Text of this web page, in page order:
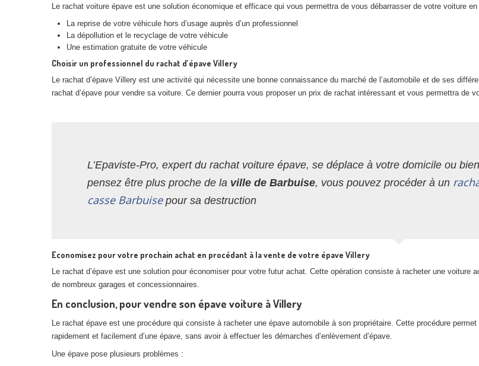
Le rachat voiture épave est une solution économique et efficace qui vous permettra de vous débarrasser de votre voiture
La reprise de votre véhicule hors d’usage auprès d’un professionnel
La dépollution et le recyclage de votre véhicule
Une estimation gratuite de votre véhicule
Choisir un professionnel du rachat d’épave Villery
Le rachat d’épave Villery est une activité qui nécessite une bonne connaissance du marché de l’automobile et de ses
rachat d’épave pour vendre sa voiture. Ce dernier pourra vous proposer un prix de rachat intéressant et vous permettra de
L’Epaviste-Pro, expert du rachat voiture épave, se déplace à votre domicile ou
pensez être plus proche de la ville de Barbuise, vous pouvez procéder à un
casse Barbuisepour sa destruction
Economisez pour votre prochain achat en procédant à la vente de votre épave Villery
Le rachat d’épave est une solution pour économiser pour votre futur achat. Cette opération consiste à racheter une
de nombreux garages et concessionnaires.
En conclusion, pour vendre son épave voiture à Villery
Le rachat épave est une procédure qui consiste à racheter une épave automobile à son propriétaire. Cette procédure
rapidement et facilement d’une épave, sans avoir à effectuer les démarches d’enlèvement d’épave.
Une épave pose plusieurs problèmes :